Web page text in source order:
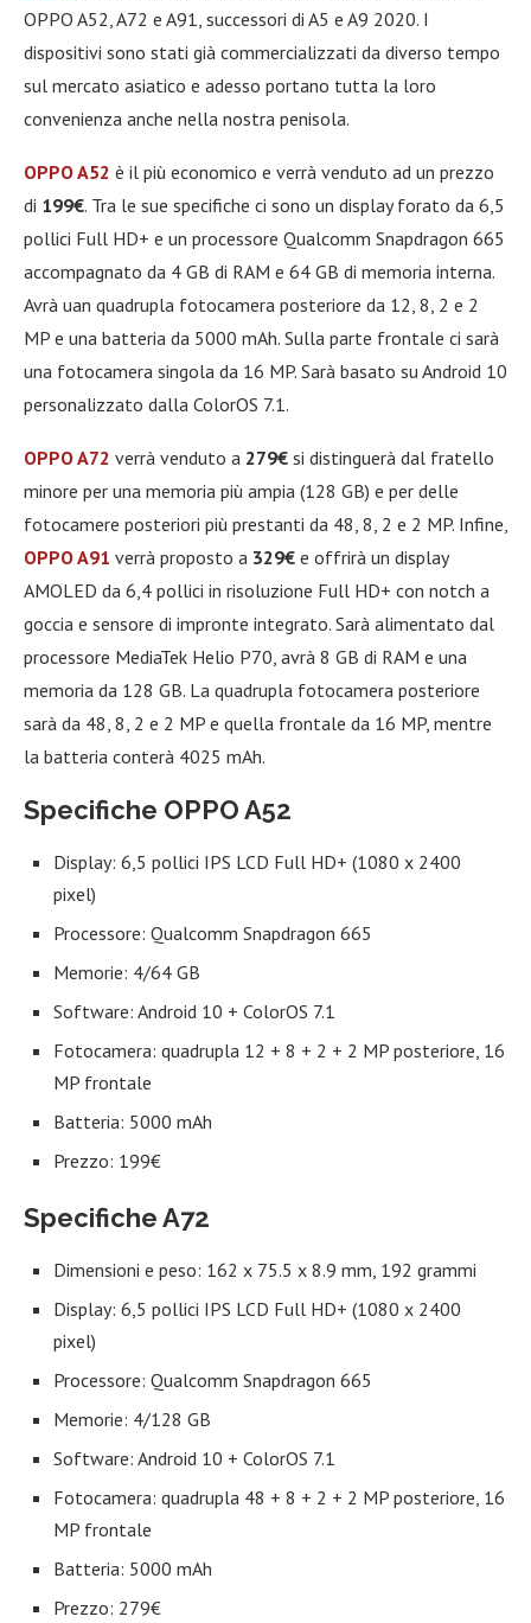
OPPO A52, A72 e A91, successori di A5 e A9 2020. I
dispositivi sono stati già commercializzati da diverso tempo
sul mercato asiatico e adesso portano tutta la loro
convenienza anche nella nostra penisola.
OPPO A52 è il più economico e verrà venduto ad un prezzo
di 199€. Tra le sue specifiche ci sono un display forato da 6,5
pollici Full HD+ e un processore Qualcomm Snapdragon 665
accompagnato da 4 GB di RAM e 64 GB di memoria interna.
Avrà uan quadrupla fotocamera posteriore da 12, 8, 2 e 2
MP e una batteria da 5000 mAh. Sulla parte frontale ci sarà
una fotocamera singola da 16 MP. Sarà basato su Android 10
personalizzato dalla ColorOS 7.1.
OPPO A72 verrà venduto a 279€ si distinguerà dal fratello
minore per una memoria più ampia (128 GB) e per delle
fotocamere posteriori più prestanti da 48, 8, 2 e 2 MP. Infine,
OPPO A91 verrà proposto a 329€ e offrirà un display
AMOLED da 6,4 pollici in risoluzione Full HD+ con notch a
goccia e sensore di impronte integrato. Sarà alimentato dal
processore MediaTek Helio P70, avrà 8 GB di RAM e una
memoria da 128 GB. La quadrupla fotocamera posteriore
sarà da 48, 8, 2 e 2 MP e quella frontale da 16 MP, mentre
la batteria conterà 4025 mAh.
Specifiche OPPO A52
Display: 6,5 pollici IPS LCD Full HD+ (1080 x 2400
pixel)
Processore: Qualcomm Snapdragon 665
Memorie: 4/64 GB
Software: Android 10 + ColorOS 7.1
Fotocamera: quadrupla 12 + 8 + 2 + 2 MP posteriore, 16
MP frontale
Batteria: 5000 mAh
Prezzo: 199€
Specifiche A72
Dimensioni e peso: 162 x 75.5 x 8.9 mm, 192 grammi
Display: 6,5 pollici IPS LCD Full HD+ (1080 x 2400
pixel)
Processore: Qualcomm Snapdragon 665
Memorie: 4/128 GB
Software: Android 10 + ColorOS 7.1
Fotocamera: quadrupla 48 + 8 + 2 + 2 MP posteriore, 16
MP frontale
Batteria: 5000 mAh
Prezzo: 279€